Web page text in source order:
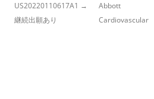
US20220110617A1 →
継続出願あり
Abbott
Cardiovascular